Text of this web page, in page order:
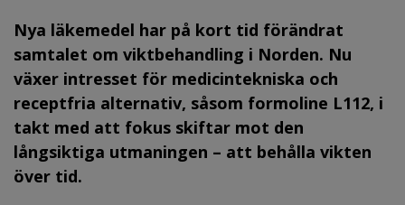
Nya läkemedel har på kort tid förändrat
samtalet om viktbehandling i Norden. Nu
växer intresset för medicintekniska och
receptfria alternativ, såsom formoline L112, i
takt med att fokus skiftar mot den
långsiktiga utmaningen – att behålla vikten
över tid.